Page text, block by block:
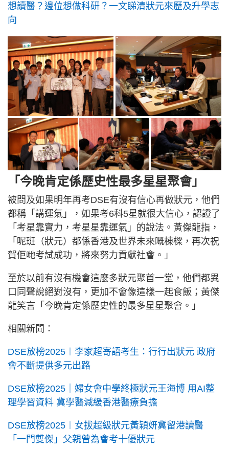
想讀醫？邊位想做科研？一文睇清狀元來歷及升學志
向
「今晚肯定係歷史性最多星星聚會」
被問及如果明年再考DSE有沒有信心再做狀元，他們
都稱「講運氣」，如果考6科5星就很大信心，認證了
「考星靠實力，考星星靠運氣」的說法。黃傑龍指，
「呢班（狀元）都係香港及世界未來嘅棟樑，再次祝
賀佢哋考試成功，將來努力貢獻社會。」
至於以前有沒有機會這麼多狀元聚首一堂，他們都異
口同聲說絕對沒有，更加不會像這樣一起食飯；黃傑
龍笑言「今晚肯定係歷史性的最多星星聚會。」
相關新聞：
DSE放榜2025︱李家超寄語考生：行行出狀元 政府
會不斷提供多元出路
DSE放榜2025｜婦女會中學終極狀元王海博 用AI整
理學習資料 冀學醫減緩香港醫療負擔
DSE放榜2025︱女拔超級狀元黃穎妍冀留港讀醫
「一門雙傑」父親曾為會考十優狀元